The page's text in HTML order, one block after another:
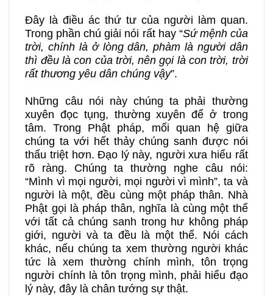
Đây là điều ác thứ tư của người làm quan.
Trong phần chú giải nói rất hay “Sứ mệnh của
trời, chính là ở lòng dân, phàm là người dân
thì đều là con của trời, nên gọi là con trời, trời
rất thương yêu dân chúng vậy”.
Những câu nói này chúng ta phải thường
xuyên đọc tụng, thường xuyên để ở trong
tâm. Trong Phật pháp, mối quan hệ giữa
chúng ta với hết thảy chúng sanh được nói
thấu triệt hơn. Đạo lý này, người xưa hiểu rất
rõ ràng. Chúng ta thường nghe câu nói:
“Mình vì mọi người, mọi người vì mình”, ta và
người là một, đều cùng một pháp thân. Nhà
Phật gọi là pháp thân, nghĩa là cùng một thể
với tất cả chúng sanh trong hư không pháp
giới, người và ta đều là một thể. Nói cách
khác, nếu chúng ta xem thường người khác
tức là xem thường chính mình, tôn trọng
người chính là tôn trọng mình, phải hiểu đạo
lý này, đây là chân tướng sự thật.